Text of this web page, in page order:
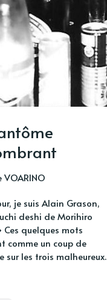
VOARINO
je suis Alain Grason,
deshi de Morihiro
Ces quelques mots
comme un coup de
sur les trois malheureux.